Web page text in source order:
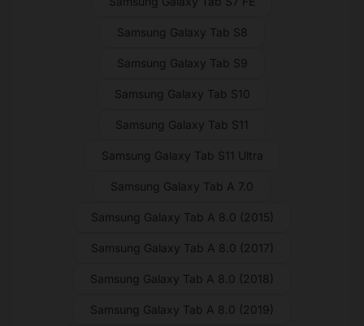
Samsung Galaxy Tab S8
Samsung Galaxy Tab S9
Samsung Galaxy Tab S10
Samsung Galaxy Tab S11
Samsung Galaxy Tab S11 Ultra
Samsung Galaxy Tab A 7.0
Samsung Galaxy Tab A 8.0 (2015)
Samsung Galaxy Tab A 8.0 (2017)
Samsung Galaxy Tab A 8.0 (2018)
Samsung Galaxy Tab A 8.0 (2019)